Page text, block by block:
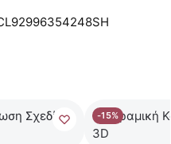
-15%